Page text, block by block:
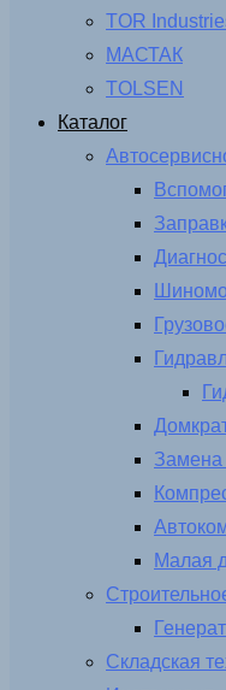
TOR
МАСТАК
TOLSEN
Каталог
Замена
Малая
Складская